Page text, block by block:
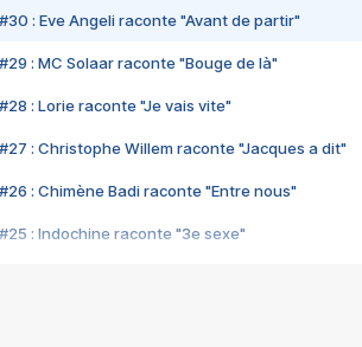
#30 : Eve Angeli raconte "Avant de partir"
#29 : MC Solaar raconte "Bouge de là"
#28 : Lorie raconte "Je vais vite"
#27 : Christophe Willem raconte "Jacques a dit"
#26 : Chimène Badi raconte "Entre nous"
#25 : Indochine raconte "3e sexe"